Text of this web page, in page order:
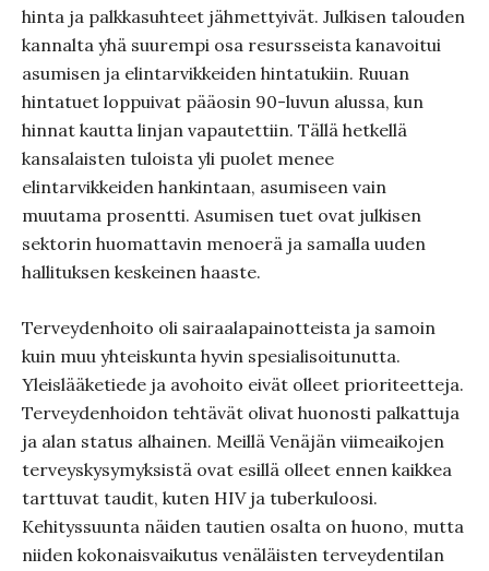
hinta ja palkkasuhteet jähmettyivät. Julkisen talouden
kannalta yhä suurempi osa resursseista kanavoitui
asumisen ja elintarvikkeiden hintatukiin. Ruuan
hintatuet loppuivat pääosin 90-luvun alussa, kun
hinnat kautta linjan vapautettiin. Tällä hetkellä
kansalaisten tuloista yli puolet menee
elintarvikkeiden hankintaan, asumiseen vain
muutama prosentti. Asumisen tuet ovat julkisen
sektorin huomattavin menoerä ja samalla uuden
hallituksen keskeinen haaste.
Terveydenhoito oli sairaalapainotteista ja samoin
kuin muu yhteiskunta hyvin spesialisoitunutta.
Yleislääketiede ja avohoito eivät olleet prioriteetteja.
Terveydenhoidon tehtävät olivat huonosti palkattuja
ja alan status alhainen. Meillä Venäjän viimeaikojen
terveyskysymyksistä ovat esillä olleet ennen kaikkea
tarttuvat taudit, kuten HIV ja tuberkuloosi.
Kehityssuunta näiden tautien osalta on huono, mutta
niiden kokonaisvaikutus venäläisten terveydentilan